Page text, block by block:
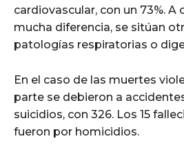
cardiovascular, con un 73%. A
mucha diferencia, se sitúan
patologías respiratorias o
En el caso de las muertes
parte se debieron a
suicidios, con 326. Los 15
fueron por homicidios.